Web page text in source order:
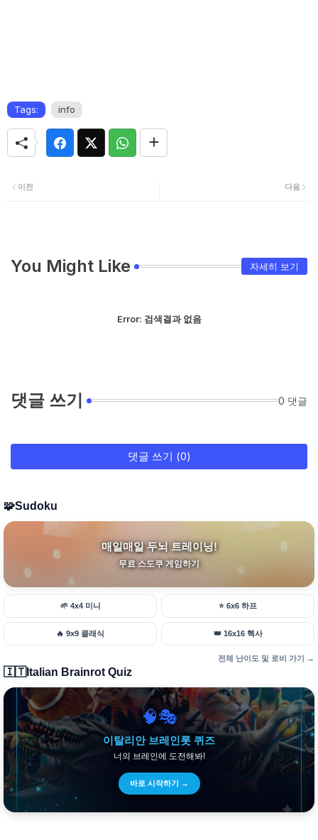
Tags: info
다음
이전
You Might Like 자세히 보기
Error: 검색결과 없음
댓글 쓰기 0 댓글
댓글 쓰기 (0)
🧩Sudoku
매일매일 두뇌 트레이닝!
무료 스도쿠 게임하기
🌱 4x4 미니 ⭐ 6x6 하프
🔥 9x9 클래식 👑 16x16 헥사
전체 난이도 및 로비 가기 →
🇮🇹Italian Brainrot Quiz
🧠🎭
이탈리안 브레인롯 퀴즈
너의 브레인에 도전해봐!
바로 시작하기 →